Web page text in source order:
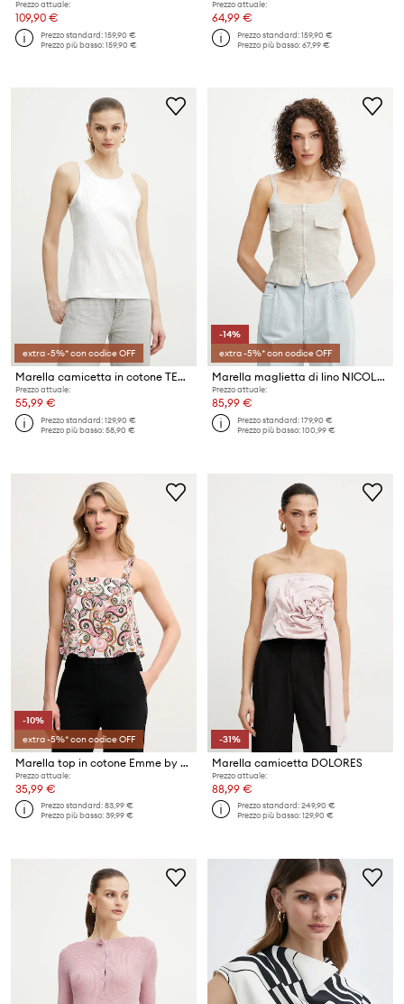
Prezzo attuale:
109,90 €
Prezzo standard:159,90 €
Prezzo più basso:159,90 €
Prezzo attuale:
64,99 €
Prezzo standard:159,90 €
Prezzo più basso:67,99 €
extra -5%* con codice OFF
Marella camicetta in cotone TERZO
Prezzo attuale:
55,99 €
Prezzo standard:129,90 €
Prezzo più basso:58,90 €
-14%
extra -5%* con codice OFF
Marella maglietta di lino NICOLAS
Prezzo attuale:
85,99 €
Prezzo standard:179,90 €
Prezzo più basso:100,99 €
-10%
extra -5%* con codice OFF
Marella top in cotone Emme by Marella
Prezzo attuale:
35,99 €
Prezzo standard:83,99 €
Prezzo più basso:39,99 €
-31%
Marella camicetta DOLORES
Prezzo attuale:
88,99 €
Prezzo standard:249,90 €
Prezzo più basso:129,90 €